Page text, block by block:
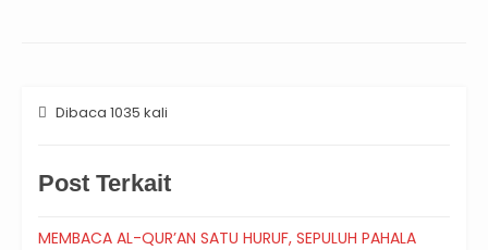
Dibaca 1035 kali
Post Terkait
MEMBACA AL-QUR’AN SATU HURUF, SEPULUH PAHALA